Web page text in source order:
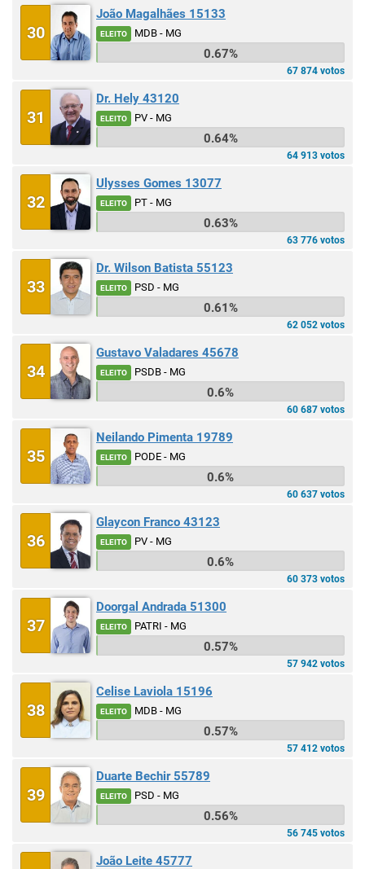
30
João Magalhães 15133
ELEITO MDB - MG
0.67%
67 874 votos
31
Dr. Hely 43120
ELEITO PV - MG
0.64%
64 913 votos
32
Ulysses Gomes 13077
ELEITO PT - MG
0.63%
63 776 votos
33
Dr. Wilson Batista 55123
ELEITO PSD - MG
0.61%
62 052 votos
34
Gustavo Valadares 45678
ELEITO PSDB - MG
0.6%
60 687 votos
35
Neilando Pimenta 19789
ELEITO PODE - MG
0.6%
60 637 votos
36
Glaycon Franco 43123
ELEITO PV - MG
0.6%
60 373 votos
37
Doorgal Andrada 51300
ELEITO PATRI - MG
0.57%
57 942 votos
38
Celise Laviola 15196
ELEITO MDB - MG
0.57%
57 412 votos
39
Duarte Bechir 55789
ELEITO PSD - MG
0.56%
56 745 votos
João Leite 45777